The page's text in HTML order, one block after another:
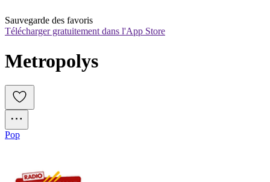
Sauvegarde des favoris
Télécharger gratuitement dans l'App Store
Metropolys
Pop